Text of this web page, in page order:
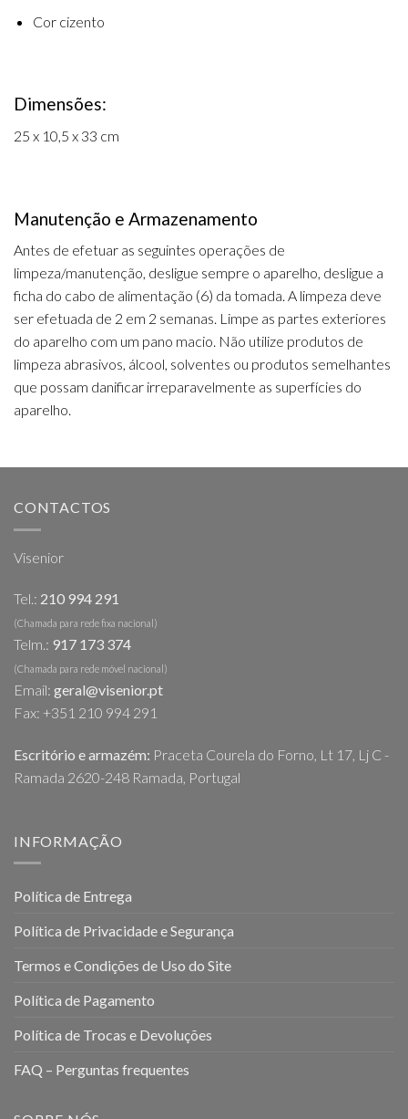
Cor cizento
Dimensões:
25 x 10,5 x 33 cm
Manutenção e Armazenamento
Antes de efetuar as seguintes operações de
limpeza/manutenção, desligue sempre o aparelho, desligue a
ficha do cabo de alimentação (6) da tomada. A limpeza deve
ser efetuada de 2 em 2 semanas. Limpe as partes exteriores
do aparelho com um pano macio. Não utilize produtos de
limpeza abrasivos, álcool, solventes ou produtos semelhantes
que possam danificar irreparavelmente as superfícies do
aparelho.
CONTACTOS
Visenior
Tel.: 210 994 291
(Chamada para rede fixa nacional)
Telm.: 917 173 374
(Chamada para rede móvel nacional)
Email: geral@visenior.pt
Fax: +351 210 994 291
Escritório e armazém: Praceta Courela do Forno, Lt 17, Lj C -
Ramada 2620-248 Ramada, Portugal
INFORMAÇÃO
Política de Entrega
Política de Privacidade e Segurança
Termos e Condições de Uso do Site
Política de Pagamento
Política de Trocas e Devoluções
FAQ – Perguntas frequentes